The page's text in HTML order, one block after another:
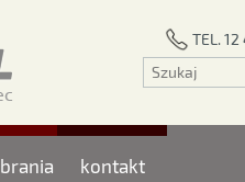
TEL.
kontakt